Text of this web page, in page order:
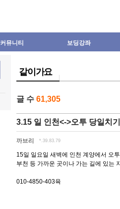
커뮤니티 보딩강좌
같이가요
글 수 61,305
3.15 일 인천<->오투 당일치기
까브리 *.39.83.79
15일 일요일 새벽에 인천 계양에서 오
부천 등 가까운 곳이나 가는 길에 있는
010-4850-403육